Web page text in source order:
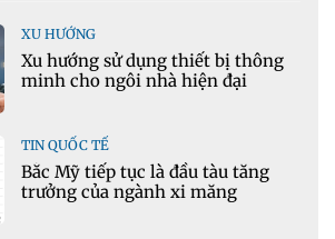
XU HƯỚNG
Xu hướng sử dụng thiết bị thông
minh cho ngôi nhà hiện đại
TIN QUỐC TẾ
Bắc Mỹ tiếp tục là đầu tàu tăng
trưởng của ngành xi măng